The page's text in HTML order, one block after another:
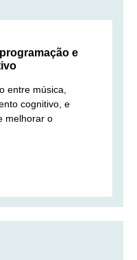
e
entre música,
cognitivo, e
melhorar o